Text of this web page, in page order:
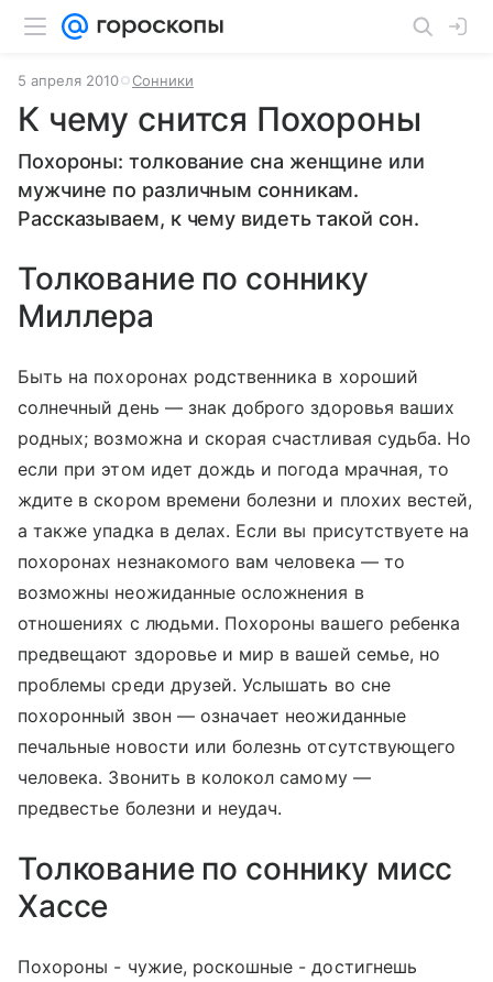
5 апреля 2010 Сонники
К чему снится Похороны
Похороны: толкование сна женщине или
мужчине по различным сонникам.
Рассказываем, к чему видеть такой сон.
Толкование по соннику
Миллера
Быть на похоронах родственника в хороший
солнечный день — знак доброго здоровья ваших
родных; возможна и скорая счастливая судьба. Но
если при этом идет дождь и погода мрачная, то
ждите в скором времени болезни и плохих вестей,
а также упадка в делах. Если вы присутствуете на
похоронах незнакомого вам человека — то
возможны неожиданные осложнения в
отношениях с людьми. Похороны вашего ребенка
предвещают здоровье и мир в вашей семье, но
проблемы среди друзей. Услышать во сне
похоронный звон — означает неожиданные
печальные новости или болезнь отсутствующего
человека. Звонить в колокол самому —
предвестье болезни и неудач.
Толкование по соннику мисс
Хассе
Похороны - чужие, роскошные - достигнешь